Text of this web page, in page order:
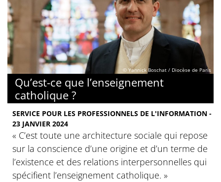
© Yannick Boschat / Diocèse de Paris
Qu’est-ce que l’enseignement
catholique ?
SERVICE POUR LES PROFESSIONNELS DE L'INFORMATION -
23 JANVIER 2024
« C’est toute une architecture sociale qui repose
sur la conscience d’une origine et d’un terme de
l’existence et des relations interpersonnelles qui
spécifient l’enseignement catholique. »